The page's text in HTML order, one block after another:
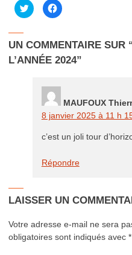
Cliquez
pour
partager
dans
une
nouvelle
fenêtre)
Cliquez
pour
dans
une
nouvelle
fenêtre)
UN COMMENTAIRE SUR
L’ANNÉE 2024”
MAUFOUX
8 janvier 2025 à 11 h
c’est un joli tour
Répondre
LAISSER UN
Votre adresse e-mail ne sera
obligatoires sont indiqués avec*